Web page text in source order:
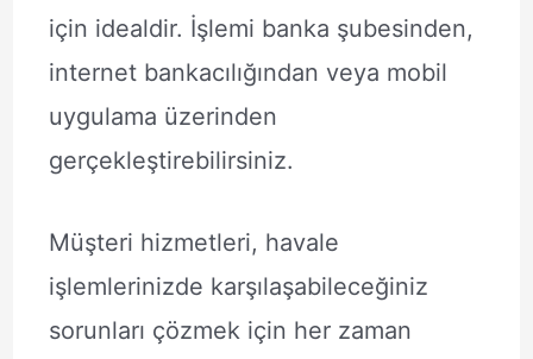
için idealdir. İşlemi banka şubesinden,
internet bankacılığından veya mobil
uygulama üzerinden
gerçekleştirebilirsiniz.
Müşteri hizmetleri, havale
işlemlerinizde karşılaşabileceğiniz
sorunları çözmek için her zaman